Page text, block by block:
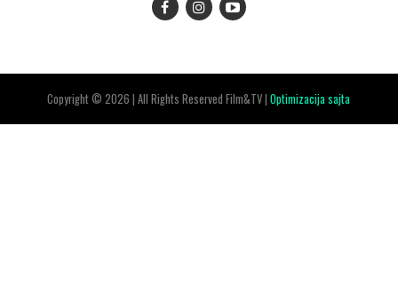
Copyright © 2026 | All Rights Reserved Film&TV |Optimizacija sajta